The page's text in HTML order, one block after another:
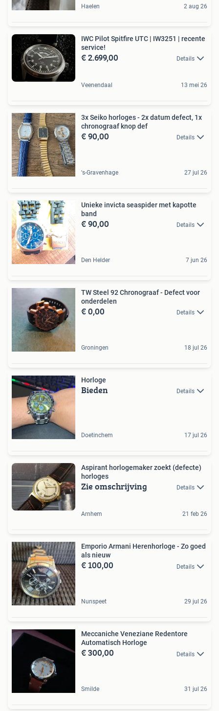
Haelen 2 aug 26
IWC Pilot Spitfire UTC | IW3251 | recente
service!
€ 2.699,00 Details
Veenendaal 13 mei 26
3x Seiko horloges - 2x datum defect, 1x
chronograaf knop def
€ 90,00 Details
's-Gravenhage 27 jul 26
Unieke invicta seaspider met kapotte
band
€ 90,00 Details
Den Helder 7 jun 26
TW Steel 92 Chronograaf - Defect voor
onderdelen
€ 0,00 Details
Groningen 18 jul 26
Horloge
Bieden Details
Doetinchem 17 jul 26
Aspirant horlogemaker zoekt (defecte)
horloges
Zie omschrijving Details
Arnhem 21 feb 26
Emporio Armani Herenhorloge - Zo goed
als nieuw
€ 100,00 Details
Nunspeet 29 jul 26
Meccaniche Veneziane Redentore
Automatisch Horloge
€ 300,00 Details
Smilde 31 jul 26